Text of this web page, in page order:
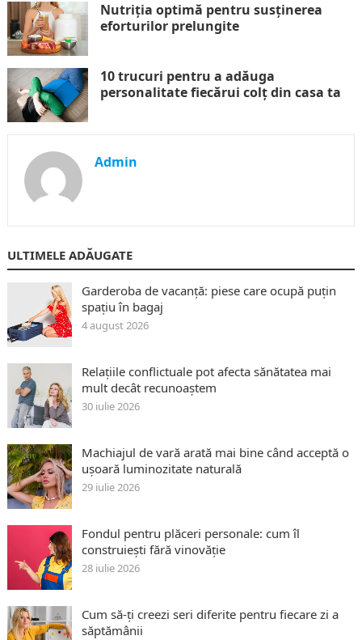
Nutriția optimă pentru susținerea
eforturilor prelungite
10 trucuri pentru a adăuga
personalitate fiecărui colț din casa ta
Admin
ULTIMELE ADĂUGATE
Garderoba de vacanță: piese care ocupă puțin
spațiu în bagaj
4 august 2026
Relațiile conflictuale pot afecta sănătatea mai
mult decât recunoaștem
30 iulie 2026
Machiajul de vară arată mai bine când acceptă o
ușoară luminozitate naturală
29 iulie 2026
Fondul pentru plăceri personale: cum îl
construiești fără vinovăție
28 iulie 2026
Cum să-ți creezi seri diferite pentru fiecare zi a
săptămânii